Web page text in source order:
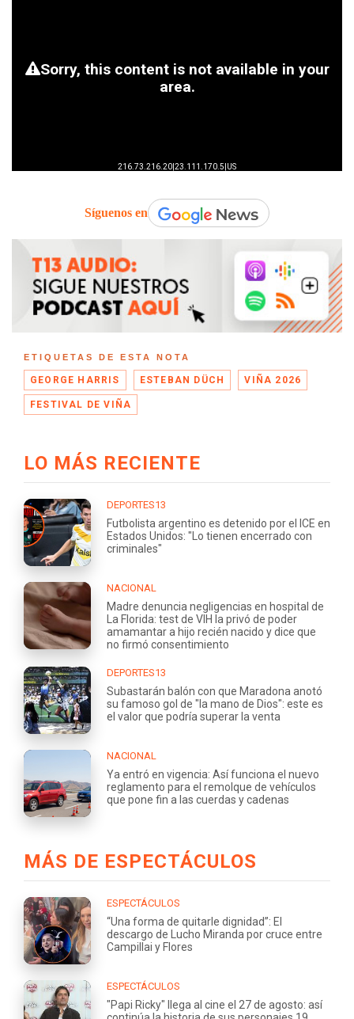
Síguenos en
ETIQUETAS DE ESTA NOTA
GEORGE HARRIS ESTEBAN DÜCH VIÑA 2026
FESTIVAL DE VIÑA
LO MÁS RECIENTE
DEPORTES13
Futbolista argentino es detenido por el ICE en
Estados Unidos: "Lo tienen encerrado con
criminales"
NACIONAL
Madre denuncia negligencias en hospital de
La Florida: test de VIH la privó de poder
amamantar a hijo recién nacido y dice que
no firmó consentimiento
DEPORTES13
Subastarán balón con que Maradona anotó
su famoso gol de "la mano de Dios": este es
el valor que podría superar la venta
NACIONAL
Ya entró en vigencia: Así funciona el nuevo
reglamento para el remolque de vehículos
que pone fin a las cuerdas y cadenas
MÁS DE ESPECTÁCULOS
ESPECTÁCULOS
“Una forma de quitarle dignidad”: El
descargo de Lucho Miranda por cruce entre
Campillai y Flores
ESPECTÁCULOS
"Papi Ricky" llega al cine el 27 de agosto: así